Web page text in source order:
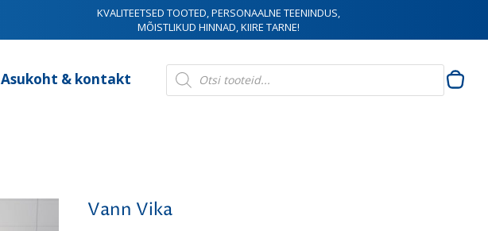
KVALITEETSED TOOTED, PERSONAALNE TEENINDUS,
MÕISTLIKUD HINNAD, KIIRE TARNE!
Asukoht & kontakt
Products
search
Vann Vika